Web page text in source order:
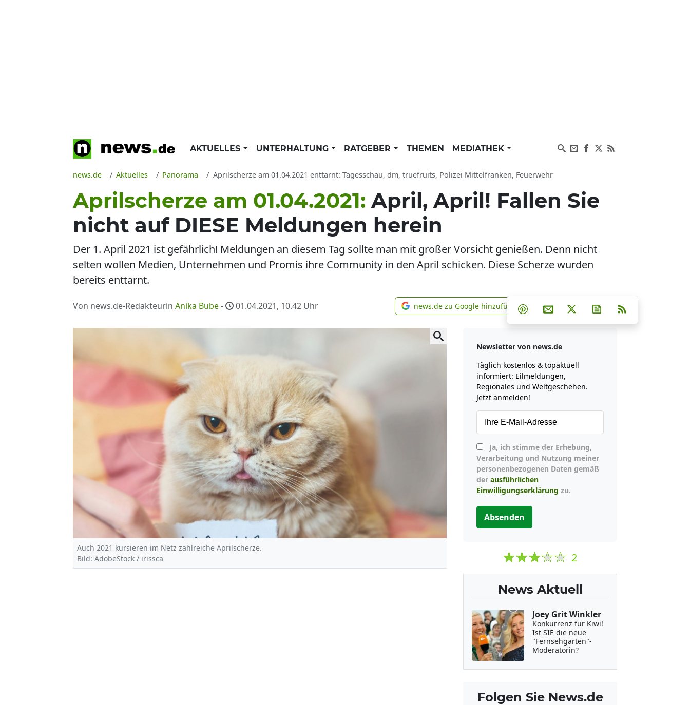
AKTUELLES UNTERHALTUNG RATGEBER THEMEN MEDIATHEK
news.de Aktuelles Panorama Aprilscherze am 01.04.2021 enttarnt: Tagesschau, dm, truefruits, Polizei Mittelfranken, Feuerwehr
Aprilscherze am 01.04.2021:April, April! Fallen Sie
nicht auf DIESE Meldungen herein
Der 1. April 2021 ist gefährlich! Meldungen an diesem Tag sollte man mit großer Vorsicht genießen. Denn nicht
selten wollen Medien, Unternehmen und Promis ihre Community in den April schicken. Diese Scherze wurden
bereits enttarnt.
Von news.de-Redakteurin Anika Bube- 01.04.2021, 10.42 Uhr news.de zu Google hinzufügen
news.de zu Google hinzufügen Teilen auf Facebook
Teilen auf Whatsapp
Teilen auf Telegram
Teilen auf Pinterest
Per E-Mail teilen
Post auf XNewsletter
Auch 2021 kursieren im Netz zahlreiche Aprilscherze.
Bild: AdobeStock / irissca
Newsletter von news.de
Täglich kostenlos & topaktuell
informiert: Eilmeldungen,
Regionales und Weltgeschehen.
Jetzt anmelden!
Verarbeitung und Nutzung meiner
personenbezogenen Daten gemäß
der ausführlichen
Einwilligungserklärung zu.
Absenden
2
News Aktuell
Joey Grit Winkler
Konkurrenz für Kiwi!
Ist SIE die neue
"Fernsehgarten"-
Moderatorin?
Folgen Sie News.de